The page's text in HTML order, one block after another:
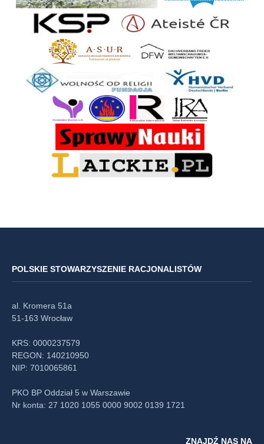
POLSKIE STOWARZYSZENIE RACJONALISTÓW
al. Kromera 51a
51-163 Wrocław
KRS: 0000237579
REGON: 140210950
NIP: 7010065861
PKO BP Oddział 5 w Warszawie
Nr konta: 27 1020 1055 0000 9002 0139 1721
ZNAJDŹ NAS NA